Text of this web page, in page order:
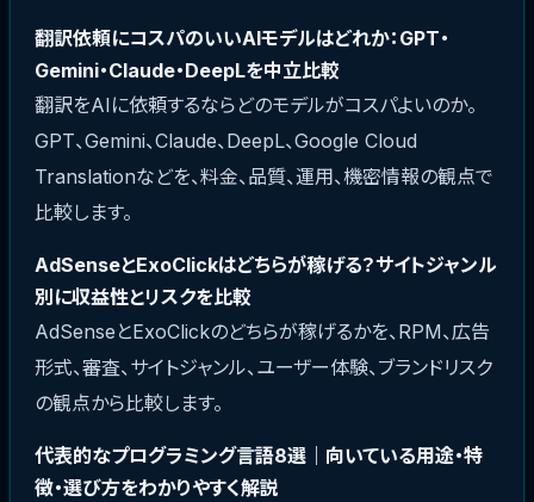
翻訳依頼にコスパのいいAIモデルはどれか：GPT・
Gemini・Claude・DeepLを中立比較
翻訳をAIに依頼するならどのモデルがコスパよいのか。
GPT、Gemini、Claude、DeepL、Google Cloud
Translationなどを、料金、品質、運用、機密情報の観点で
比較します。
AdSenseとExoClickはどちらが稼げる？サイトジャンル
別に収益性とリスクを比較
AdSenseとExoClickのどちらが稼げるかを、RPM、広告
形式、審査、サイトジャンル、ユーザー体験、ブランドリスク
の観点から比較します。
代表的なプログラミング言語8選｜向いている用途・特
徴・選び方をわかりやすく解説